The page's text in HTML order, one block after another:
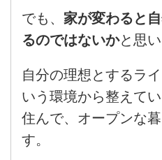
でも、 家が変わると
るのではないかと思い
自分の理想とするラ
いう環境から整えて
住んで、オープンな
す。